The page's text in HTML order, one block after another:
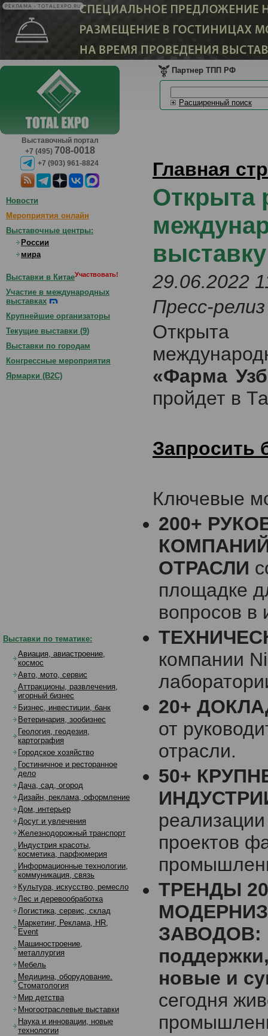
РЕКЛАМА • TOTALEXPO.RU
Выставочный портал
+7 (495) 708-0018
+7 (903) 961-8824
Партнер ТПП РФ
Расширенный поиск
Главная
Открыта
29.06.2022
Пресс-релиз
«Фарма
пройдет в
Запросить
Ключевые
200+
ОТРАСЛИ
площадке
вопросов в
компании
20+
от
отрасли.
50+
проектов
ТРЕНДЫ
ЗАВОДОВ:
новые и
сегодня
Новости
Мероприятия онлайн
Выставочные центры:
России
мира
Выставки в КитаеУчаствовать!
Участие в международных
выставках
Крупнейшие организаторы
Текущие выставки (9)
Выставки по городам
Конгрессные мероприятия
Ярмарки (B2C)
Выставки по тематике:
Авиация, авиастроение,
космос
Авто, мото, сервис
Аттракционы, развлечения,
игорный бизнес
Бизнес, инвестиции, банк
Ветеринария, зообизнес
Геология, геодезия,
картография
Городское хозяйство
Гостиничное и ресторанное
дело
Дача, сад, огород
Дизайн, реклама, оформление
Дом, интерьер
Досуг и увлечения
Железнодорожный транспорт
Индустрия красоты,
косметика, парфюмерия
Информационные технологии,
коммуникация, связь
Культура, искусство, ремесло
Лес и деревообработка
Логистика, сервис, склад
Маркетинг, Реклама, HR,
Event
Машиностроение,
металлургия
Мебель
Медицина, оборудование.
Стоматология
Мир детства
Многоотраслевые выставки
Наука и инновации, новые
технологии